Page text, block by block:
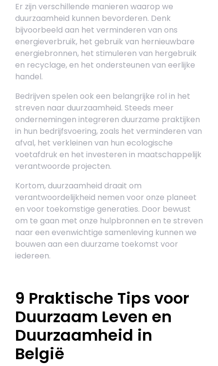
Er zijn verschillende manieren waarop we
duurzaamheid kunnen bevorderen. Denk
bijvoorbeeld aan het verminderen van ons
energieverbruik, het gebruik van hernieuwbare
energiebronnen, het stimuleren van hergebruik
en recyclage, en het ondersteunen van eerlijke
handel.
Bedrijven spelen ook een belangrijke rol in het
streven naar duurzaamheid. Steeds meer
ondernemingen integreren duurzame praktijken
in hun bedrijfsvoering, zoals het verminderen van
afval, het verkleinen van hun ecologische
voetafdruk en het investeren in maatschappelijk
verantwoorde projecten.
Kortom, duurzaamheid draait om
verantwoordelijkheid nemen voor onze planeet
en voor toekomstige generaties. Door bewust
om te gaan met onze hulpbronnen en te streven
naar een evenwichtige samenleving kunnen we
bouwen aan een duurzame toekomst voor
iedereen.
9 Praktische Tips voor
Duurzaam Leven en
Duurzaamheid in
België